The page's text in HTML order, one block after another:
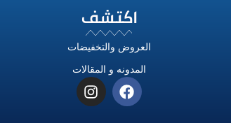
اكتشف
العروض والتخفيضات
المدونه و المقالات